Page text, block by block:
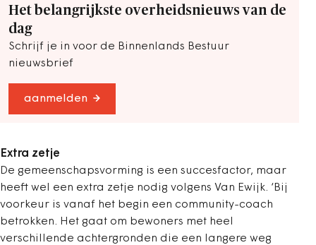
Het belangrijkste overheidsnieuws van de
dag
Schrijf je in voor de Binnenlands Bestuur
nieuwsbrief
aanmelden
Extra zetje
De gemeenschapsvorming is een succesfactor, maar
heeft wel een extra zetje nodig volgens Van Ewijk. ‘Bij
voorkeur is vanaf het begin een community-coach
betrokken. Het gaat om bewoners met heel
verschillende achtergronden die een langere weg